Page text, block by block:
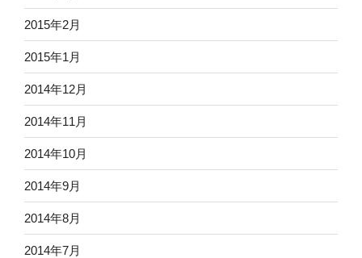
2015年2月
2015年1月
2014年12月
2014年11月
2014年10月
2014年9月
2014年8月
2014年7月